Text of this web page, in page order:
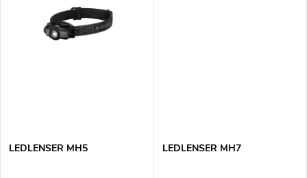
LEDLENSER MH5 LEDLENSER MH7